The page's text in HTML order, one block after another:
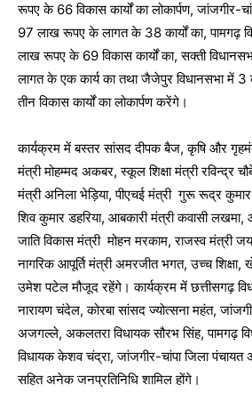
रूपए के 66 विकास कार्यों का लोकार्पण, जांजगीर-
97 लाख रूपए के लागत के 38 कार्यों का, पामगढ़
लाख रूपए के 69 विकास कार्यों का, सक्ती
लागत के एक कार्य का तथा जैजेपुर विधानसभा में
तीन विकास कार्यों का लोकार्पण करेंगे।
कार्यक्रम में बस्तर सांसद दीपक बैज, कृषि और
मंत्री मोहम्मद अकबर, स्कूल शिक्षा मंत्री रविन्द्र
मंत्री अनिला भेड़िया, पीएचई मंत्री गुरू रूद्र
शिव कुमार डहरिया, आबकारी मंत्री कवासी
जाति विकास मंत्री मोहन मरकाम, राजस्व मंत्री
नागरिक आपूर्ति मंत्री अमरजीत भगत, उच्च शिक्षा,
उमेश पटेल मौजूद रहेंगे। कार्यक्रम में छत्तीसगढ़
नारायण चंदेल, कोरबा सांसद ज्योत्सना महंत,
अजगल्ले, अकलतरा विधायक सौरभ सिंह, पामगढ़
विधायक केशव चंद्रा, जांजगीर-चांपा जिला पंचायत
सहित अनेक जनप्रतिनिधि शामिल होंगे।